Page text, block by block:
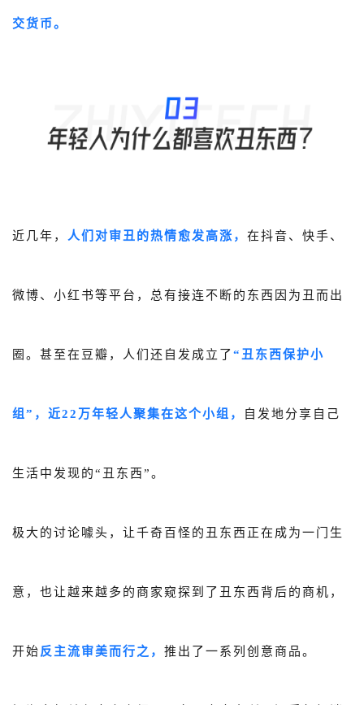
交货币。
近几年， 人们对审丑的热情愈发高涨， 在抖音、快手、
微博、小红书等平台，总有接连不断的东西因为丑而出
圈。甚至在豆瓣，人们还自发成立了 “丑东西保护小
组”，近22万年轻人聚集在这个小组， 自发地分享自己
生活中发现的“丑东西”。
极大的讨论噱头，让千奇百怪的丑东西正在成为一门生
意，也让越来越多的商家窥探到了丑东西背后的商机，
开始反主流审美而行之， 推出了一系列创意商品。